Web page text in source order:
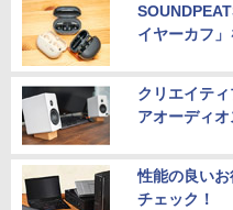
イヤーカフ
クリエイテ
アオーディ
性能の良い
チェック！